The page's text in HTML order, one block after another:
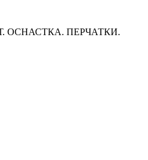
ОСНАСТКА. ПЕРЧАТКИ.